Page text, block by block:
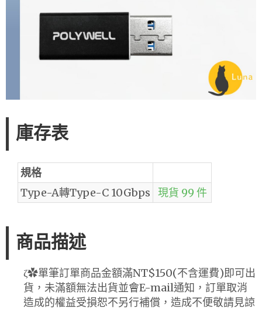
庫存表
規格
Type-A轉Type-C 10Gbps
現貨 99 件
商品描述
ζ✿單筆訂單商品金額滿NT$150(不含運費)即可出
貨，未滿額無法出貨並會E-mail通知，訂單取消
造成的權益受損恕不另行補償，造成不便敬請見諒